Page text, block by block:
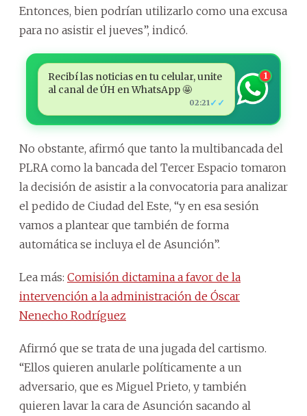
Entonces, bien podrían utilizarlo como una excusa
para no asistir el jueves”, indicó.
Recibí las noticias en tu celular, unite
al canal de ÚH en WhatsApp 🤩
02:21 ✓✓
1
No obstante, afirmó que tanto la multibancada del
PLRA como la bancada del Tercer Espacio tomaron
la decisión de asistir a la convocatoria para analizar
el pedido de Ciudad del Este, “y en esa sesión
vamos a plantear que también de forma
automática se incluya el de Asunción”.
Lea más: Comisión dictamina a favor de la
intervención a la administración de Óscar
Nenecho Rodríguez
Afirmó que se trata de una jugada del cartismo.
“Ellos quieren anularle políticamente a un
adversario, que es Miguel Prieto, y también
quieren lavar la cara de Asunción sacando al